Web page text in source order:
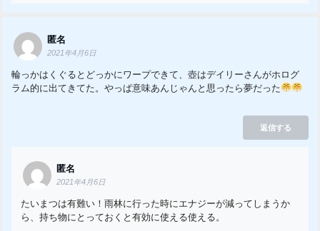
匿名
2021年4月6日
輪っかはくぐるとどっかにワープできて、壺はデイリーさんがホログ
ラム的に出てきてた。やっぱ意味あんじゃんと思ったら夢だった
返信する
匿名
2021年4月6日
たいまつは有難い！雨林に行った時にエナジーが減ってしまうか
ら、持ち物にとっておくと有効に使える使える。